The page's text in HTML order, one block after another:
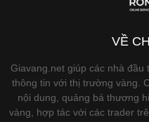
VỀ
Giavang.net giúp các nhà
thông tin với thị trường vàng.
nội dung, quảng bá thương
vàng, hợp tác với các trader